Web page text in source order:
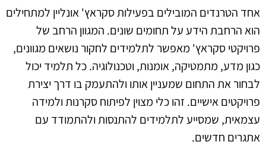
אחד הטרנדים המובילים בפעילות סקראץ' אונליין למתחילים
הוא הרחבת הידע על תחומים שונים. המגוון הרחב של
פרויקטי סקראץ' מאפשר לתלמידים לחקור נושאים מגוונים,
כגון מדע, מתמטיקה, אומנות, וטכנולוגיה. כל תלמיד יכול
לבחור את התחום שמעניין אותו ולהתעמק בו דרך יצירת
פרויקטים אישיים. זהו כלי מצוין לפיתוח סקרנות ולמידה
עצמאית, שמסייע לתלמידים להתנסות ולהתמודד עם
אתגרים חדשים.